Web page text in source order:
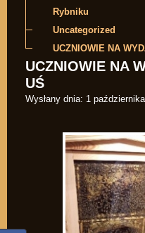
Rybniku
Uncategorized
UCZNIOWIE NA
UCZNIOWIE NA
UŚ
Wysłany dnia: 1